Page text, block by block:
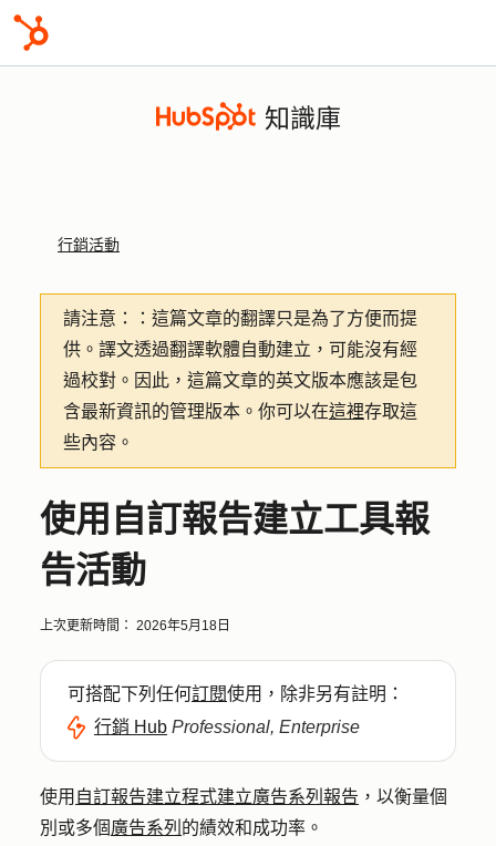
知識庫
行銷活動
請注意：
：這篇文章的翻譯只是為了方便而提
供。譯文透過翻譯軟體自動建立，可能沒有經
過校對。因此，這篇文章的英文版本應該是包
含最新資訊的管理版本。你可以在這裡存取這
些內容。
使用自訂報告建立工具報
告活動
上次更新時間： 2026年5月18日
可搭配下列任何訂閱使用，除非另有註明：
行銷 Hub Professional, Enterprise
使用 自訂報告建立程式建立廣告系列報告 ，以衡量個
別或多個廣告系列 的績效和成功率。